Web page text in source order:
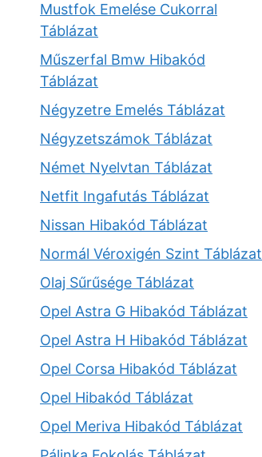
Mustfok Emelése Cukorral
Táblázat
Műszerfal Bmw Hibakód
Táblázat
Négyzetre Emelés Táblázat
Négyzetszámok Táblázat
Német Nyelvtan Táblázat
Netfit Ingafutás Táblázat
Nissan Hibakód Táblázat
Normál Véroxigén Szint Táblázat
Olaj Sűrűsége Táblázat
Opel Astra G Hibakód Táblázat
Opel Astra H Hibakód Táblázat
Opel Corsa Hibakód Táblázat
Opel Hibakód Táblázat
Opel Meriva Hibakód Táblázat